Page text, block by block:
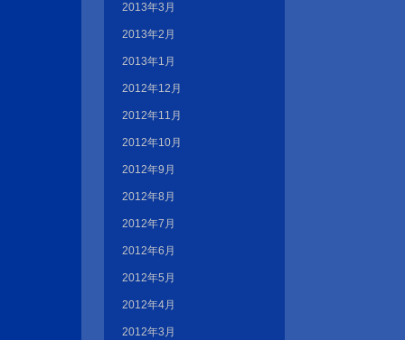
2013年3月
2013年2月
2013年1月
2012年12月
2012年11月
2012年10月
2012年9月
2012年8月
2012年7月
2012年6月
2012年5月
2012年4月
2012年3月